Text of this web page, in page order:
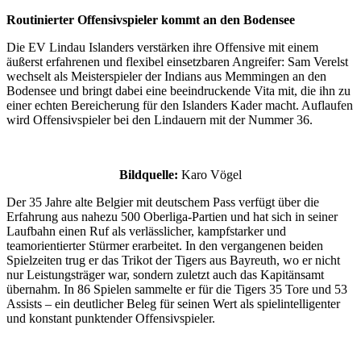
Routinierter Offensivspieler kommt an den Bodensee
Die EV Lindau Islanders verstärken ihre Offensive mit einem
äußerst erfahrenen und flexibel einsetzbaren Angreifer: Sam Verelst
wechselt als Meisterspieler der Indians aus Memmingen an den
Bodensee und bringt dabei eine beeindruckende Vita mit, die ihn zu
einer echten Bereicherung für den Islanders Kader macht. Auflaufen
wird Offensivspieler bei den Lindauern mit der Nummer 36.
Bildquelle: Karo Vögel
Der 35 Jahre alte Belgier mit deutschem Pass verfügt über die
Erfahrung aus nahezu 500 Oberliga-Partien und hat sich in seiner
Laufbahn einen Ruf als verlässlicher, kampfstarker und
teamorientierter Stürmer erarbeitet. In den vergangenen beiden
Spielzeiten trug er das Trikot der Tigers aus Bayreuth, wo er nicht
nur Leistungsträger war, sondern zuletzt auch das Kapitänsamt
übernahm. In 86 Spielen sammelte er für die Tigers 35 Tore und 53
Assists – ein deutlicher Beleg für seinen Wert als spielintelligenter
und konstant punktender Offensivspieler.